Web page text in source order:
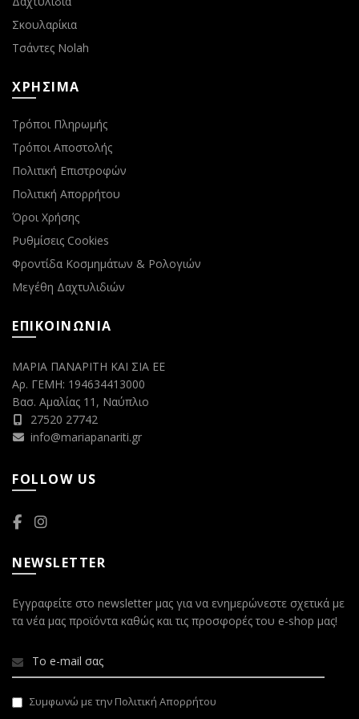
Σκουλαρίκια
Τσάντες Nolah
ΧΡΗΣΙΜΑ
Τρόποι Πληρωμής
Τρόποι Αποστολής
Πολιτική Επιστροφών
Πολιτική Απορρήτου
Όροι Χρήσης
Ρυθμίσεις Cookies
Φροντίδα Κοσμημάτων & Ρολογιών
Μεγέθη Δαχτυλιδιών
ΕΠΙΚΟΙΝΩΝΙΑ
ΜΑΡΙΑ ΠΑΝΑΡΙΤΗ ΚΑΙ ΣΙΑ ΕΕ
Αρ. ΓΕΜΗ: 194634413000
Βασ. Αμαλίας 11, Ναύπλιο
27520 27742
info@mariapanariti.gr
FOLLOW US
NEWSLETTER
Εγγραφείτε στο newsletter μας για να ενημερώνεστε σχετικά με
τα νέα μας προϊόντα καθώς και τις προσφορές του e-shop μας!
Συμφωνώ με την Πολιτική Απορρήτου